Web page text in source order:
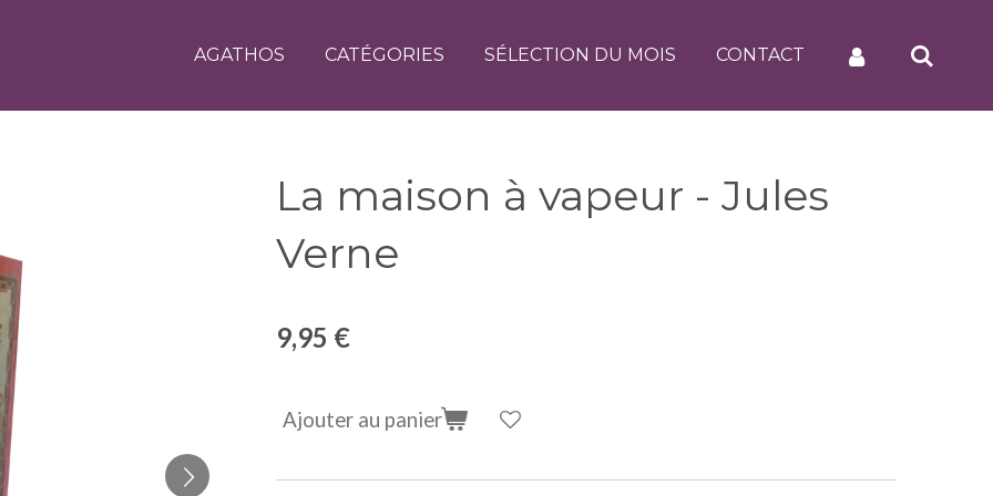
AGATHOS CATÉGORIES SÉLECTION DU MOIS CONTACT
La maison à vapeur - Jules
Verne
9,95 €
Ajouter au panier